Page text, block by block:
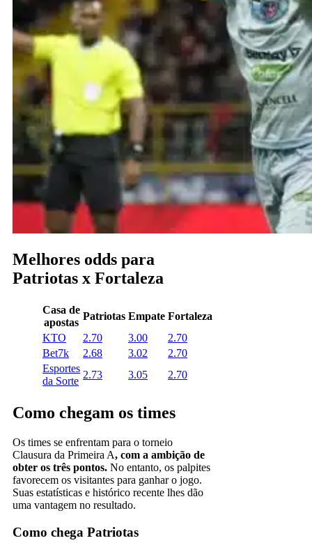
Melhores odds para
Patriotas x Fortaleza
Casa de
apostas
Patriotas Empate Fortaleza
KTO
2.70 3.00
2.70
Bet7k
2.68 3.02
2.70
Esportes
da Sorte
2.73 3.05 2.70
Como chegam os times
Os times se enfrentam para o torneio
Clausura da Primeira A, com a ambição de
obter os três pontos. No entanto, os palpites
favorecem os visitantes para ganhar o jogo.
Suas estatísticas e histórico recente lhes dão
uma vantagem no resultado.
Como chega Patriotas